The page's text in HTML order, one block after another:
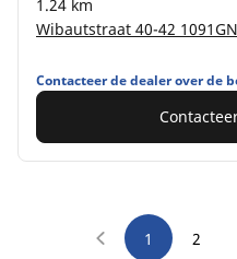
1.24 km
Wibautstraat 40-42
Contacteer de dealer over de
1 2